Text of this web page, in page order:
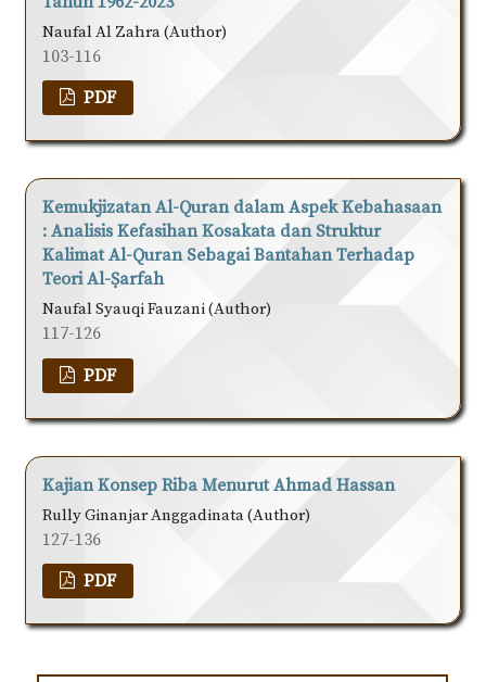
Naufal Al Zahra (Author)
103-116
PDF
Kemukjizatan Al-Quran dalam Aspek Kebahasaan
: Analisis Kefasihan Kosakata dan Struktur
Kalimat Al-Quran Sebagai Bantahan Terhadap
Teori Al-Ṣarfah
Naufal Syauqi Fauzani (Author)
117-126
PDF
Kajian Konsep Riba Menurut Ahmad Hassan
Rully Ginanjar Anggadinata (Author)
127-136
PDF